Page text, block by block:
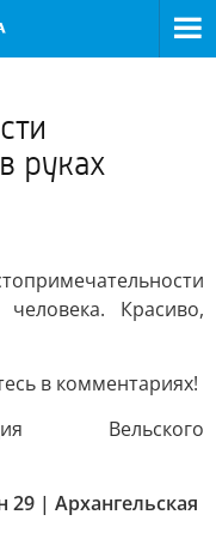
руках
Красиво,
в комментариях!
Вельского
| Архангельская